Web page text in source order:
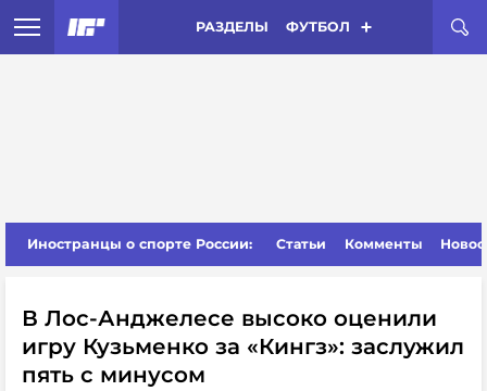
РАЗДЕЛЫ ФУТБОЛ
Иностранцы о спорте России: Статьи Комменты
В Лос-Анджелесе высоко оценили
игру Кузьменко за «Кингз»: заслужил
пять с минусом